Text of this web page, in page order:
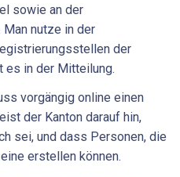
sowie an der
nutze in der
der
es in der Mitteilung.
vorgängig online einen
der Kanton darauf hin,
sei, und dass Personen, die
erstellen können.